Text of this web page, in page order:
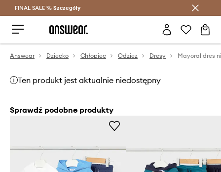
Oszczędzaj z Answear Club >
FINAL SALE % Szczegóły
Answear Dziecko Chłopiec Odzież Dresy Mayoral dres
Ten produkt jest aktualnie niedostępny
Sprawdź podobne produkty